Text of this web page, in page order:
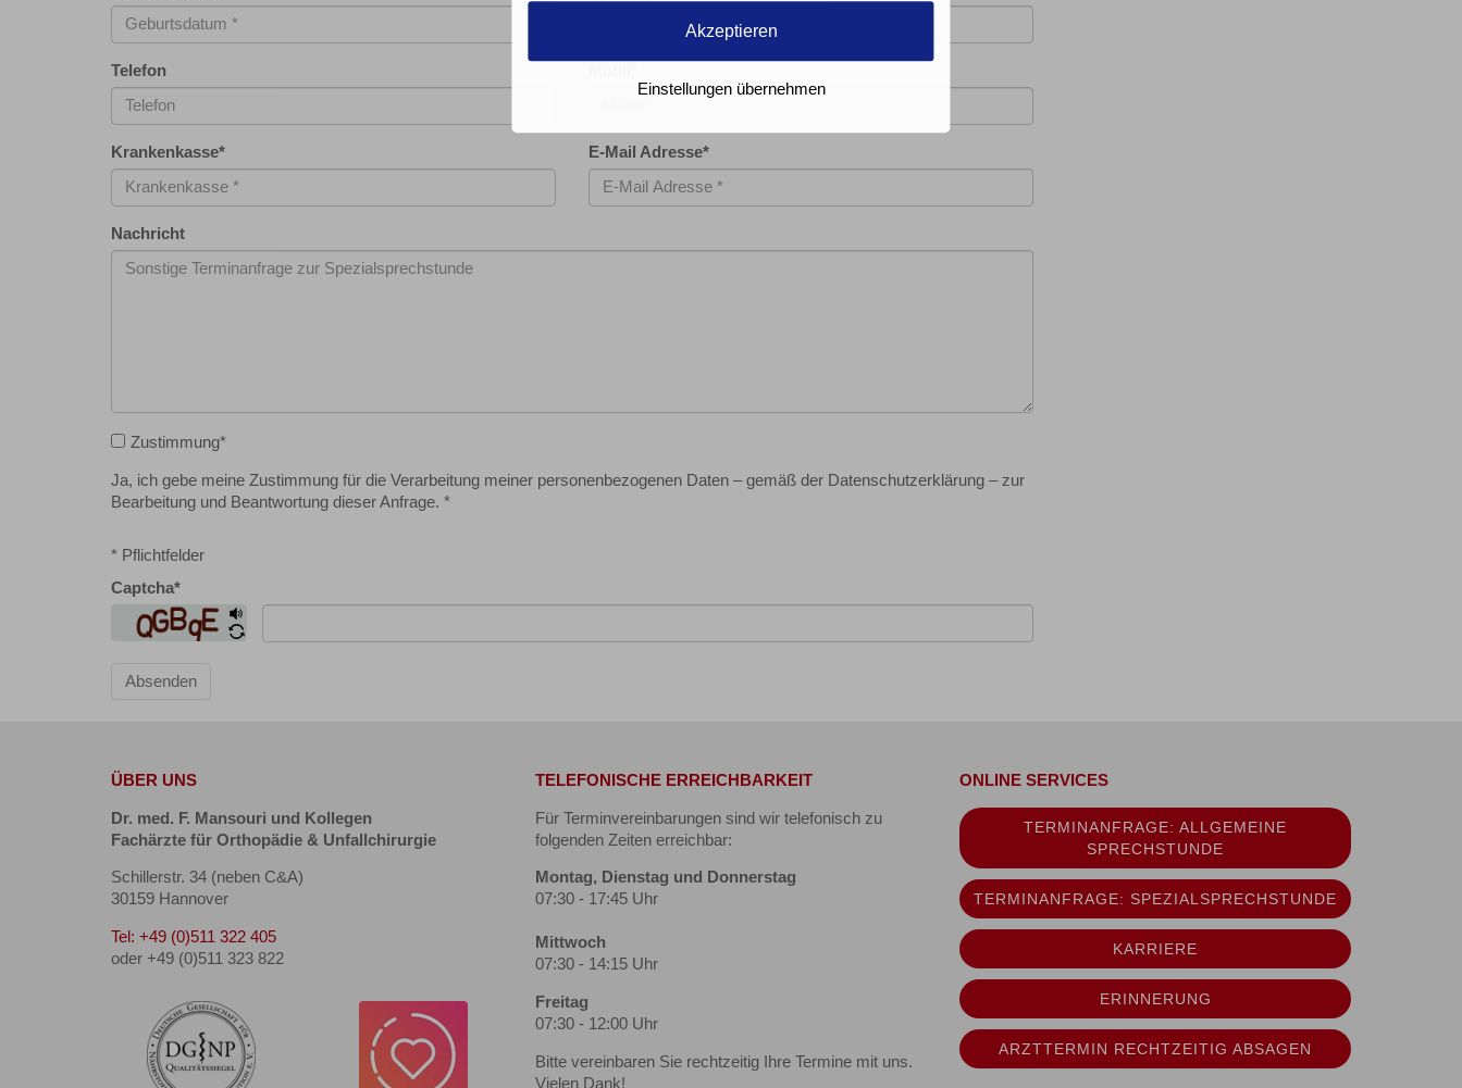
Telefon
Krankenkasse* E-Mail Adresse*
Nachricht
Zustimmung*
Ja, ich gebe meine Zustimmung für die Verarbeitung meiner personenbezogenen Daten – gemäß der Datenschutzerklärung – zur
Bearbeitung und Beantwortung dieser Anfrage. *
* Pflichtfelder
Captcha*
Absenden
ÜBER UNS
Dr. med. F. Mansouri und Kollegen
Fachärzte für Orthopädie & Unfallchirurgie
Schillerstr. 34 (neben C&A)
30159 Hannover
Tel: +49 (0)511 322 405
oder +49 (0)511 323 822
TELEFONISCHE ERREICHBARKEIT
Für Terminvereinbarungen sind wir telefonisch zu
folgenden Zeiten erreichbar:
Montag, Dienstag und Donnerstag
07:30 - 17:45 Uhr
Mittwoch
07:30 - 14:15 Uhr
Freitag
07:30 - 12:00 Uhr
Bitte vereinbaren Sie rechtzeitig Ihre Termine mit uns.
Vielen Dank!
ONLINE SERVICES
TERMINANFRAGE: ALLGEMEINE
SPRECHSTUNDE
TERMINANFRAGE: SPEZIALSPRECHSTUNDE
KARRIERE
ERINNERUNG
ARZTTERMIN RECHTZEITIG ABSAGEN
Akzeptieren
Einstellungen übernehmen